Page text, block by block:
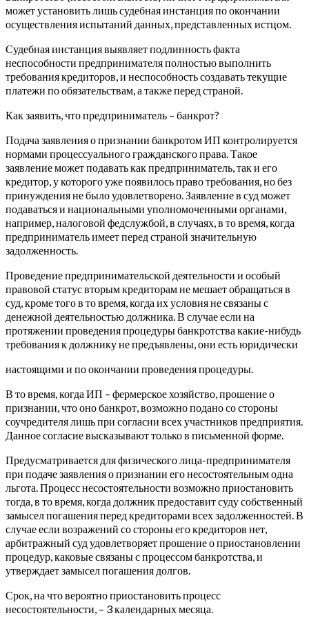
может установить лишь судебная инстанция по окончании
осуществления испытаний данных, представленных истцом.
Судебная инстанция выявляет подлинность факта
неспособности предпринимателя полностью выполнить
требования кредиторов, и неспособность создавать текущие
платежи по обязательствам, а также перед страной.
Как заявить, что предприниматель – банкрот?
Подача заявления о признании банкротом ИП контролируется
нормами процессуального гражданского права. Такое
заявление может подавать как предприниматель, так и его
кредитор, у которого уже появилось право требования, но без
принуждения не было удовлетворено. Заявление в суд может
подаваться и национальными уполномоченными органами,
например, налоговой федслужбой, в случаях, в то время, когда
предприниматель имеет перед страной значительную
задолженность.
Проведение предпринимательской деятельности и особый
правовой статус вторым кредиторам не мешает обращаться в
суд, кроме того в то время, когда их условия не связаны с
денежной деятельностью должника. В случае если на
протяжении проведения процедуры банкротства какие-нибудь
требования к должнику не предъявлены, они есть юридически
настоящими и по окончании проведения процедуры.
В то время, когда ИП – фермерское хозяйство, прошение о
признании, что оно банкрот, возможно подано со стороны
соучредителя лишь при согласии всех участников предприятия.
Данное согласие высказывают только в письменной форме.
Предусматривается для физического лица-предпринимателя
при подаче заявления о признании его несостоятельным одна
льгота. Процесс несостоятельности возможно приостановить
тогда, в то время, когда должник предоставит суду собственный
замысел погашения перед кредиторами всех задолженностей. В
случае если возражений со стороны его кредиторов нет,
арбитражный суд удовлетворяет прошение о приостановлении
процедур, каковые связаны с процессом банкротства, и
утверждает замысел погашения долгов.
Срок, на что вероятно приостановить процесс
несостоятельности, – 3 календарных месяца.